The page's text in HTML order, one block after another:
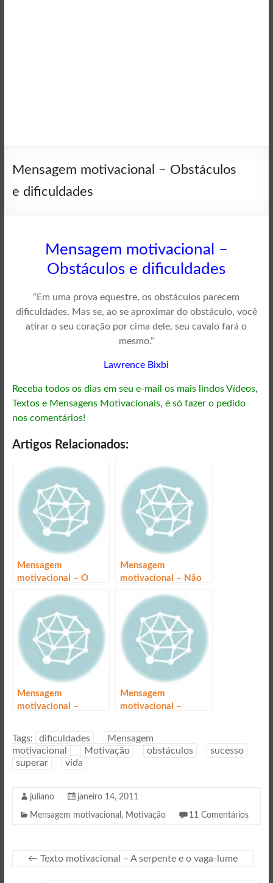
Mensagem motivacional – Obstáculos
e dificuldades
Mensagem motivacional –
Obstáculos e dificuldades
“Em uma prova equestre, os obstáculos parecem
dificuldades. Mas se, ao se aproximar do obstáculo, você
atirar o seu coração por cima dele, seu cavalo fará o
mesmo.”
Lawrence Bixbi
Receba todos os dias em seu e-mail os mais lindos Vídeos,
Textos e Mensagens Motivacionais, é só fazer o pedido
nos comentários!
Artigos Relacionados:
Mensagem
motivacional – O
Mensagem
motivacional – Não
Mensagem
motivacional –
Mensagem
motivacional –
Tags: dificuldades
Mensagem
motivacional
Motivação obstáculos
sucesso
superar
vida
juliano janeiro 14, 2011
Mensagem motivacional , Motivação 11 Comentários
← Texto motivacional – A serpente e o vaga-lume